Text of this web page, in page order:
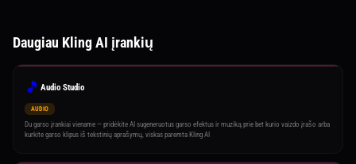
Daugiau Kling AI įrankių
🎵 Audio Studio
AUDIO
Du garso įrankiai viename — pridėkite AI sugeneruotus garso efektus ir muziką prie bet kurio vaizdo įrašo arba
kurkite garso klipus iš tekstinių aprašymų, viskas paremta Kling AI